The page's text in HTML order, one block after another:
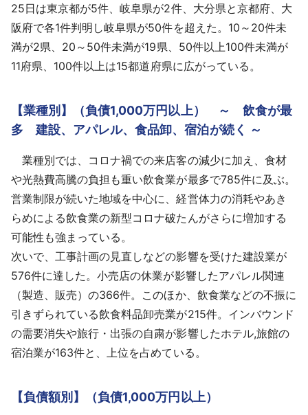
25日は東京都が5件、岐阜県が2件、大分県と京都府、大
阪府で各1件判明し岐阜県が50件を超えた。10～20件未
満が2県、20～50件未満が19県、50件以上100件未満が
11府県、100件以上は15都道府県に広がっている。
【業種別】（負債1,000万円以上） ～ 飲食が最
多 建設、アパレル、食品卸、宿泊が続く ～
業種別では、コロナ禍での来店客の減少に加え、食材
や光熱費高騰の負担も重い飲食業が最多で785件に及ぶ。
営業制限が続いた地域を中心に、経営体力の消耗やあき
らめによる飲食業の新型コロナ破たんがさらに増加する
可能性も強まっている。
次いで、工事計画の見直しなどの影響を受けた建設業が
576件に達した。小売店の休業が影響したアパレル関連
（製造、販売）の366件。このほか、飲食業などの不振に
引きずられている飲食料品卸売業が215件。インバウンド
の需要消失や旅行・出張の自粛が影響したホテル,旅館の
宿泊業が163件と、上位を占めている。
【負債額別】（負債1,000万円以上）